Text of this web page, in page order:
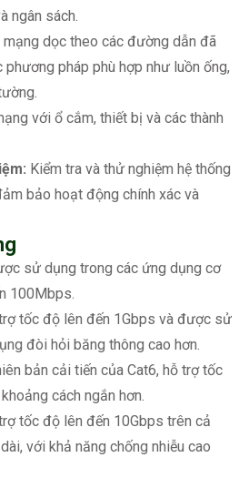
ngân sách.
dọc theo các đường dẫn đã
pháp phù hợp như luồn ống,
với ổ cắm, thiết bị và các thành
Kiểm tra và thử nghiệm hệ thống
bảo hoạt động chính xác và
sử dụng trong các ứng dụng cơ
100Mbps.
tốc độ lên đến 1Gbps và được sử
đòi hỏi băng thông cao hơn.
bản cải tiến của Cat6, hỗ trợ tốc
cách ngắn hơn.
tốc độ lên đến 10Gbps trên cả
với khả năng chống nhiễu cao